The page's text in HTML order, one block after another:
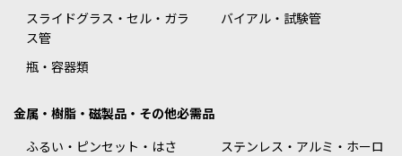
スライドグラス・セル・ガラ
ス管
バイアル・試験管
瓶・容器類
金属・樹脂・磁製品・その他必需品
ふるい・ピンセット・はさ
ステンレス・アルミ・ホーロ